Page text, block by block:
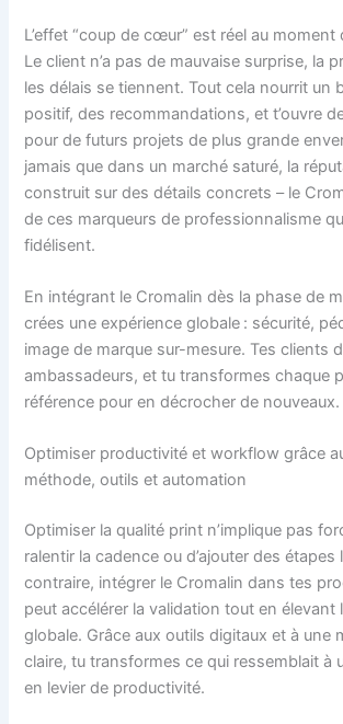
L’effet “coup de cœur” est réel au moment
Le client n’a pas de mauvaise surprise, la
les délais se tiennent. Tout cela nourrit un
positif, des recommandations, et t’ouvre
pour de futurs projets de plus grande
jamais que dans un marché saturé, la
construit sur des détails concrets – le
de ces marqueurs de professionnalisme
fidélisent.
En intégrant le Cromalin dès la phase de
crées une expérience globale : sécurité,
image de marque sur-mesure. Tes clients
ambassadeurs, et tu transformes chaque
référence pour en décrocher de nouveaux.
Optimiser productivité et workflow grâce
méthode, outils et automation
Optimiser la qualité print n’implique pas
ralentir la cadence ou d’ajouter des étapes
contraire, intégrer le Cromalin dans tes
peut accélérer la validation tout en élevant
globale. Grâce aux outils digitaux et à une
claire, tu transformes ce qui ressemblait à
en levier de productivité.